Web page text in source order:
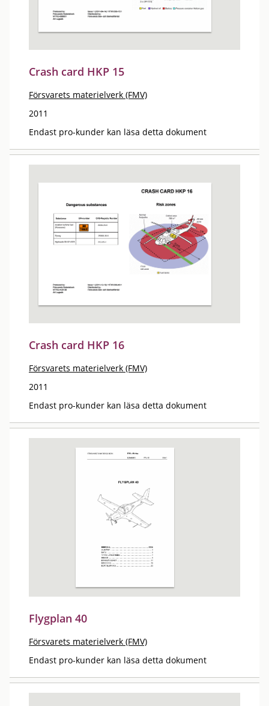
Crash card HKP 15
Försvarets materielverk (FMV)
2011
Endast pro-kunder kan läsa detta dokument
Crash card HKP 16
Försvarets materielverk (FMV)
2011
Endast pro-kunder kan läsa detta dokument
Flygplan 40
Försvarets materielverk (FMV)
Endast pro-kunder kan läsa detta dokument